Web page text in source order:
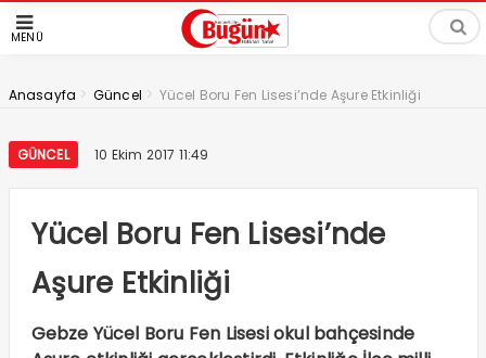
MENÜ
Anasayfa > Güncel > Yücel Boru Fen Lisesi’nde Aşure Etkinliği
GÜNCEL 10 Ekim 2017 11:49
Yücel Boru Fen Lisesi’nde
Aşure Etkinliği
Gebze Yücel Boru Fen Lisesi okul bahçesinde